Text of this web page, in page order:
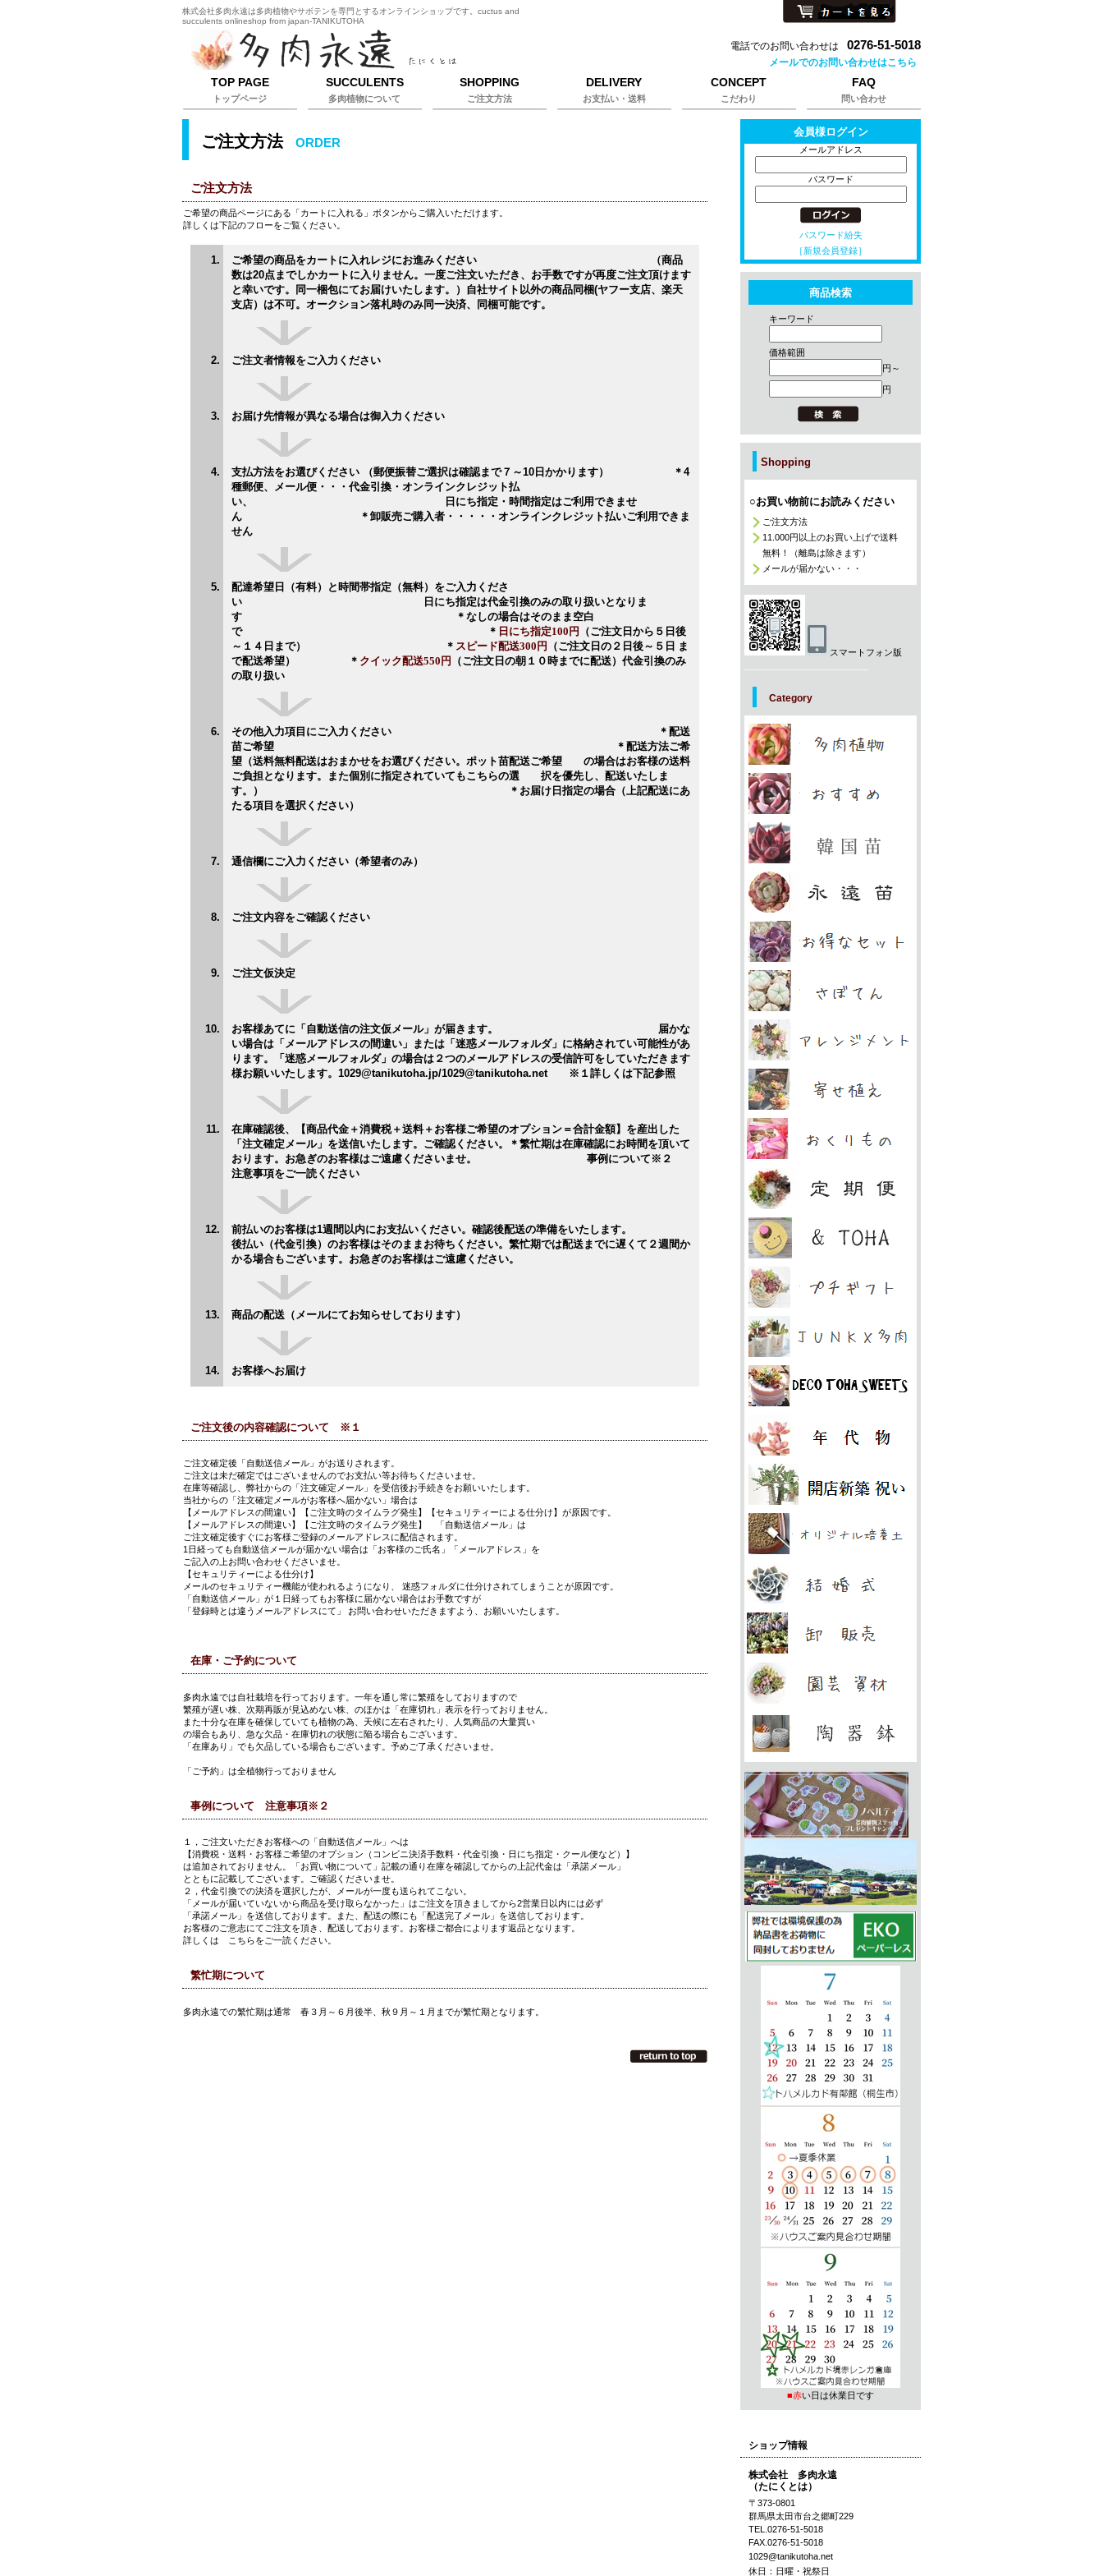
株式会社多肉永遠は多肉植物やサボテンを専門とするオンラインショップです。cuctus and
succulents onlineshop from japan-TANIKUTOHA
電話でのお問い合わせは 0276-51-5018
メールでのお問い合わせはこちら
ご注文方法 ORDER
ご注文方法
ご希望の商品ページにある「カートに入れる」ボタンからご購入いただけます。
詳しくは下記のフローをご覧ください。
ご希望の商品をカートに入れレジにお進みください （商品
数は20点までしかカートに入りません。一度ご注文いただき、お手数ですが再度ご注文頂けます
と幸いです。同一梱包にてお届けいたします。）自社サイト以外の商品同梱(ヤフー支店、楽天
支店）は不可。オークション落札時のみ同一決済、同梱可能です。
ご注文者情報をご入力ください
お届け先情報が異なる場合は御入力ください
支払方法をお選びください （郵便振替ご選択は確認まで７～10日かかります） ＊4
種郵便、メール便・・・代金引換・オンラインクレジット払
い、 日にち指定・時間指定はご利用できませ
ん ＊卸販売ご購入者・・・・・オンラインクレジット払いご利用できま
せん
配達希望日（有料）と時間帯指定（無料）をご入力くださ
い 日にち指定は代金引換のみの取り扱いとなりま
す ＊なしの場合はそのまま空白
で
＊ 日にち指定100円
（ご注文日から５日後
～１４日まで） ＊ スピード配送300円
（ご注文日の２日後～５日 ま
で配送希望） ＊ クイック配送550円
（ご注文日の朝１０時までに配送）代金引換のみ
の取り扱い
その他入力項目にご入力ください ＊配送
苗ご希望 ＊配送方法ご希
望（送料無料配送はおまかせをお選びください。ポット苗配送ご希望 の場合はお客様の送料
ご負担となります。また個別に指定されていてもこちらの選 択を優先し、配送いたしま
す。） ＊お届け日指定の場合（上記配送にあ
たる項目を選択ください）
通信欄にご入力ください（希望者のみ）
ご注文内容をご確認ください
ご注文仮決定
お客様あてに「自動送信の注文仮メール」が届きます。 届かな
い場合は「メールアドレスの間違い」または「迷惑メールフォルダ」に格納されてい可能性があ
ります。「迷惑メールフォルダ」の場合は２つのメールアドレスの受信許可をしていただきます
様お願いいたします。1029@tanikutoha.jp/1029@tanikutoha.net ※１詳しくは下記参照
在庫確認後、【商品代金＋消費税＋送料＋お客様ご希望のオプション＝合計金額】を産出した
「注文確定メール」を送信いたします。ご確認ください。＊繁忙期は在庫確認にお時間を頂いて
おります。お急ぎのお客様はご遠慮くださいませ。 事例について※２
注意事項をご一読ください
前払いのお客様は1週間以内にお支払いください。確認後配送の準備をいたします。
後払い（代金引換）のお客様はそのままお待ちください。繁忙期では配送までに遅くて２週間か
かる場合もございます。お急ぎのお客様はご遠慮ください。
商品の配送（メールにてお知らせしております）
お客様へお届け
ご注文後の内容確認について ※１
ご注文確定後「自動送信メール」がお送りされます。
ご注文は未だ確定ではございませんのでお支払い等お待ちくださいませ。
在庫等確認し、弊社からの「注文確定メール」を受信後お手続きをお願いいたします。
当社からの「注文確定メールがお客様へ届かない」場合は
【メールアドレスの間違い】【ご注文時のタイムラグ発生】【セキュリティーによる仕分け】が原因です。
【メールアドレスの間違い】【ご注文時のタイムラグ発生】 「自動送信メール」は
ご注文確定後すぐにお客様ご登録のメールアドレスに配信されます。
1日経っても自動送信メールが届かない場合は「お客様のご氏名」「メールアドレス」を
ご記入の上お問い合わせくださいませ。
【セキュリティーによる仕分け】
メールのセキュリティー機能が使われるようになり、 迷惑フォルダに仕分けされてしまうことが原因です。
「自動送信メール」が１日経ってもお客様に届かない場合はお手数ですが
「登録時とは違うメールアドレスにて」 お問い合わせいただきますよう、お願いいたします。
在庫・ご予約について
多肉永遠では自社栽培を行っております。一年を通し常に繁殖をしておりますので
繁殖が遅い株、次期再販が見込めない株、のほかは「在庫切れ」表示を行っておりません。
また十分な在庫を確保していても植物の為、天候に左右されたり、人気商品の大量買い
の場合もあり、急な欠品・在庫切れの状態に陥る場合もございます。
「在庫あり」でも欠品している場合もございます。予めご了承くださいませ。
「ご予約」は全植物行っておりません
事例について 注意事項※２
１，ご注文いただきお客様への「自動送信メール」へは
【消費税・送料・お客様ご希望のオプション（コンビニ決済手数料・代金引換・日にち指定・クール便など）】
は追加されておりません。「お買い物について」記載の通り在庫を確認してからの上記代金は「承諾メール」
とともに記載してございます。ご確認くださいませ。
２，代金引換での決済を選択したが、メールが一度も送られてこない。
「メールが届いていないから商品を受け取らなかった」はご注文を頂きましてから2営業日以内には必ず
「承諾メール」を送信しております。また、配送の際にも「配送完了メール」を送信しております。
お客様のご意志にてご注文を頂き、配送しております。お客様ご都合によります返品となります。
詳しくは こちらをご一読ください。
繁忙期について
多肉永遠での繁忙期は通常 春３月～６月後半、秋９月～１月までが繁忙期となります。
TOP PAGE
トップページ
SUCCULENTS
多肉植物について
SHOPPING
ご注文方法
DELIVERY
お支払い・送料
CONCEPT
こだわり
FAQ
問い合わせ
会員様ログイン
メールアドレス
パスワード
パスワード紛失
［新規会員登録］
商品検索
キーワード
価格範囲
円～
円
Shopping
○お買い物前にお読みください
ご注文方法
11.000円以上のお買い上げで送料
無料！（離島は除きます）
メールが届かない・・・
スマートフォン版
Category
■赤い日は休業日です
ショップ情報
株式会社 多肉永遠
（たにくとは）
〒373-0801
群馬県太田市台之郷町229
TEL.0276-51-5018
FAX.0276-51-5018
1029@tanikutoha.net
休日：日曜・祝祭日